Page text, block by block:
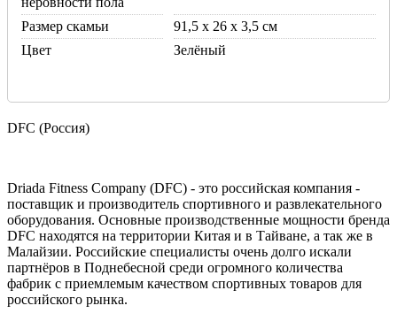
Размер скамьи
91,5 х 26 х 3,5 см
Цвет
Зелёный
DFC (Россия)
Driada Fitness Company (DFC) - это российская компания -
поставщик и производитель спортивного и развлекательного
оборудования. Основные производственные мощности бренда
DFC находятся на территории Китая и в Тайване, а так же в
Малайзии. Российские специалисты очень долго искали
партнёров в Поднебесной среди огромного количества
фабрик с приемлемым качеством спортивных товаров для
российского рынка.